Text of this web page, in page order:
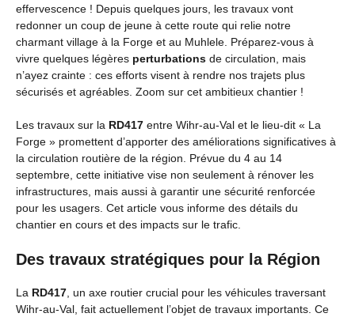
effervescence ! Depuis quelques jours, les travaux vont
redonner un coup de jeune à cette route qui relie notre
charmant village à la Forge et au Muhlele. Préparez-vous à
vivre quelques légères perturbations de circulation, mais
n’ayez crainte : ces efforts visent à rendre nos trajets plus
sécurisés et agréables. Zoom sur cet ambitieux chantier !
Les travaux sur la RD417 entre Wihr-au-Val et le lieu-dit « La
Forge » promettent d’apporter des améliorations significatives à
la circulation routière de la région. Prévue du 4 au 14
septembre, cette initiative vise non seulement à rénover les
infrastructures, mais aussi à garantir une sécurité renforcée
pour les usagers. Cet article vous informe des détails du
chantier en cours et des impacts sur le trafic.
Des travaux stratégiques pour la Région
La RD417, un axe routier crucial pour les véhicules traversant
Wihr-au-Val, fait actuellement l’objet de travaux importants. Ce